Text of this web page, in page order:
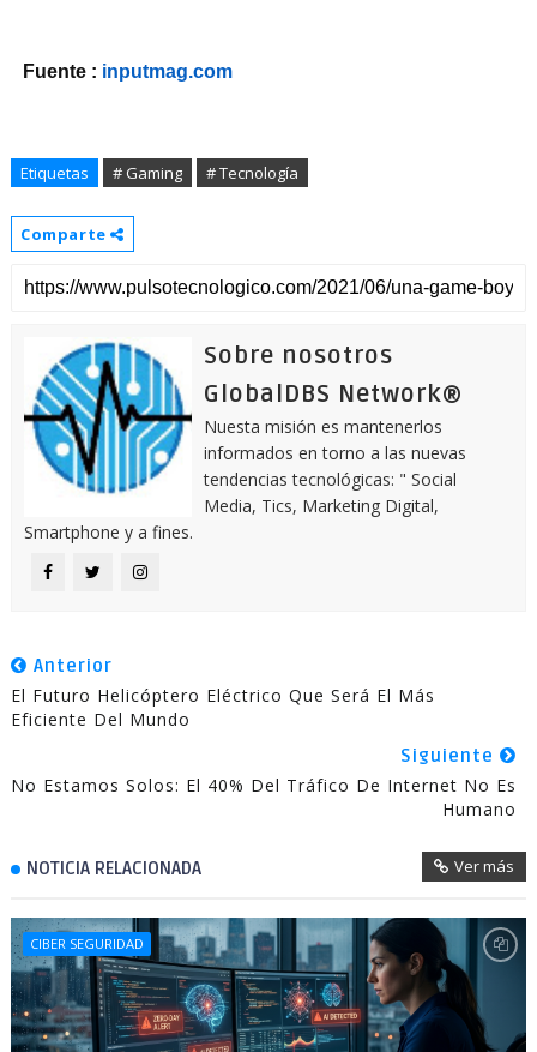
Fuente : inputmag.com
Etiquetas # Gaming # Tecnología
Comparte
Sobre nosotros
GlobalDBS Network®
Nuesta misión es mantenerlos
informados en torno a las nuevas
tendencias tecnológicas: " Social
Media, Tics, Marketing Digital,
Smartphone y a fines.
Anterior
El Futuro Helicóptero Eléctrico Que Será El Más
Eficiente Del Mundo
Siguiente
No Estamos Solos: El 40% Del Tráfico De Internet No Es
Humano
NOTICIA RELACIONADA Ver más
CIBER SEGURIDAD